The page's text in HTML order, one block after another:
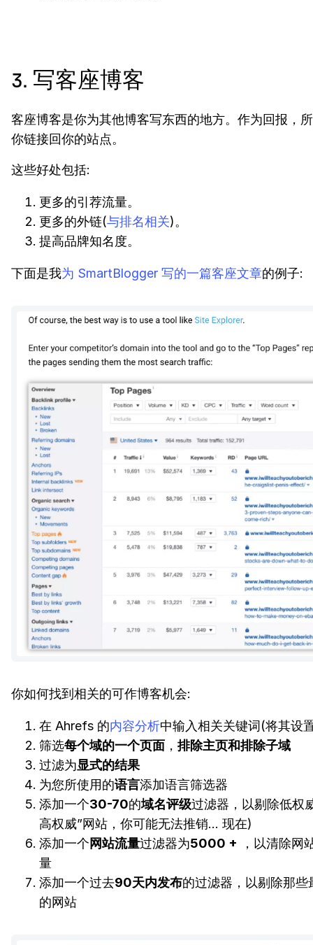
3. 写客座博客
客座博客是你为其他博客写东西的地方。作为回报，
你链接回你的站点。
这些好处包括:
更多的引荐流量。
更多的外链(与排名相关)。
提高品牌知名度。
下面是我为 SmartBlogger 写的一篇客座文章的例子:
你如何找到相关的可作博客机会:
在 Ahrefs 的内容分析中输入相关关键词(将其设
筛选每个域的一个页面 ， 排除主页和排除子域
过滤为显式的结果
为您所使用的语言添加语言筛选器
添加一个30-70的域名评级过滤器，以剔除低权
高权威”网站，你可能无法推销… 现在)
添加一个网站流量过滤器为5000 + ，以清除网
量
添加一个过去90天内发布的过滤器，以剔除那
的网站